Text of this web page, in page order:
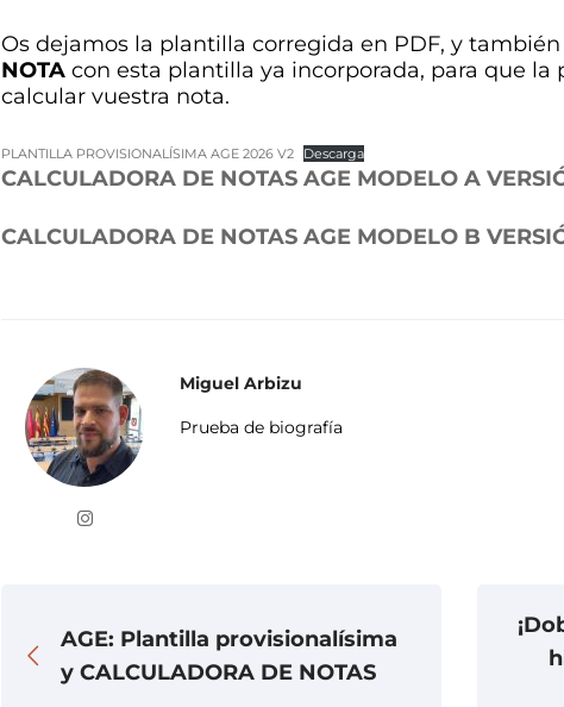
Os dejamos la plantilla corregida en PDF, y también
NOTA con esta plantilla ya incorporada, para que la
calcular vuestra nota.
PLANTILLA PROVISIONALÍSIMA AGE 2026 V2 Descarga
CALCULADORA DE NOTAS AGE MODELO A
CALCULADORA DE NOTAS AGE MODELO B
Miguel Arbizu
Prueba de biografía
AGE: Plantilla provisionalísima
y CALCULADORA DE NOTAS